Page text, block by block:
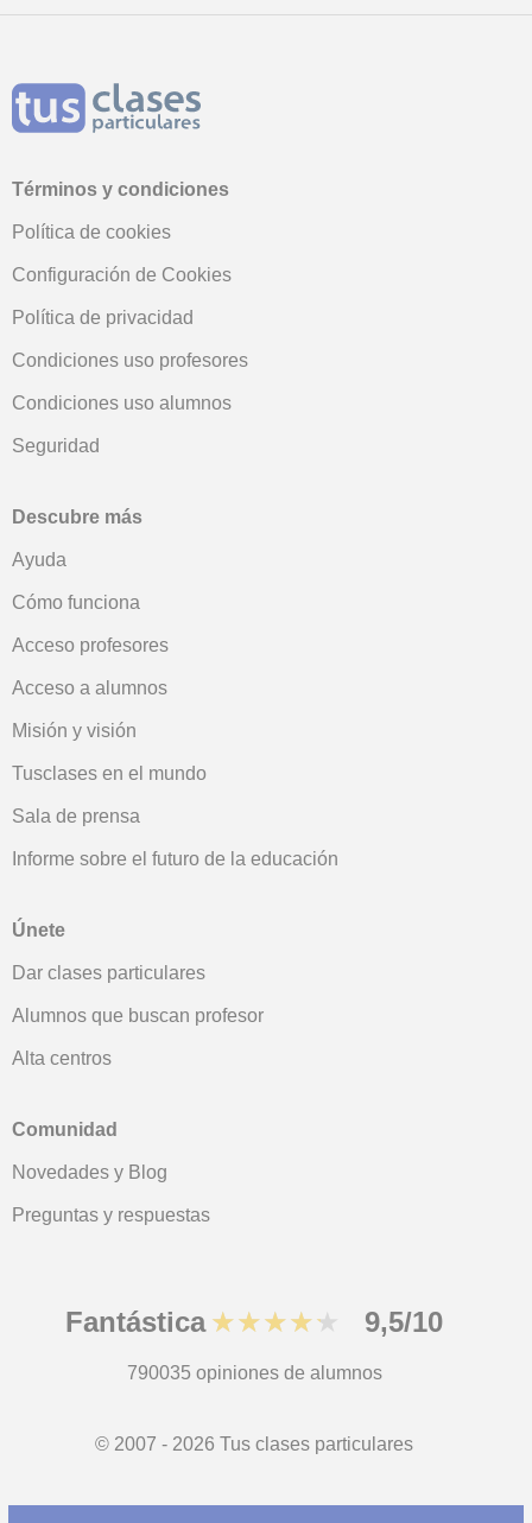
Términos y condiciones
Política de cookies
Configuración de Cookies
Política de privacidad
Condiciones uso profesores
Condiciones uso alumnos
Seguridad
Descubre más
Ayuda
Cómo funciona
Acceso profesores
Acceso a alumnos
Misión y visión
Tusclases en el mundo
Sala de prensa
Informe sobre el futuro de la educación
Únete
Dar clases particulares
Alumnos que buscan profesor
Alta centros
Comunidad
Novedades y Blog
Preguntas y respuestas
Fantástica ★★★★★ 9,5/10
790035 opiniones de alumnos
© 2007 - 2026 Tus clases particulares
Mapa web:Profesores particulares